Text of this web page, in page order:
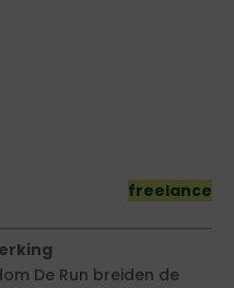
freelance
De Run breiden de